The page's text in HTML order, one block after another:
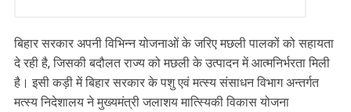
बिहार सरकार अपनी विभिन्न योजनाओं के जरिए मछली पालकों को सहायता
दे रही है, जिसकी बदौलत राज्य को मछली के उत्पादन में आत्मनिर्भरता मिली
है। इसी कड़ी में बिहार सरकार के पशु एवं मत्स्य संसाधन विभाग अन्तर्गत
मत्स्य निदेशालय ने मुख्यमंत्री जलाशय मात्स्यिकी विकास योजना